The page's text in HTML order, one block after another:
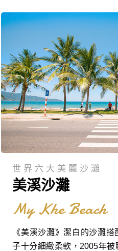
世界六大美麗沙灘
美溪沙灘
My Khe Beach
《美溪沙灘》潔白的沙灘
子十分細緻柔軟，2005年